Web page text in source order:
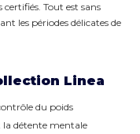
Tout est sans
les périodes délicates de
Linea
du poids
la détente mentale